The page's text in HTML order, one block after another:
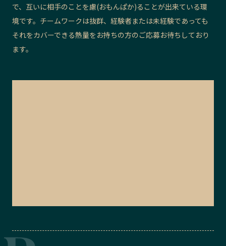
で、互いに相手のことを慮(おもんぱか)ることが出来ている環
境です。チームワークは抜群、経験者または未経験であっても
それをカバーできる熱量をお持ちの方のご応募お待ちしており
ます。